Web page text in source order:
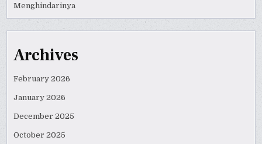
Menghindarinya
Archives
February 2026
January 2026
December 2025
October 2025